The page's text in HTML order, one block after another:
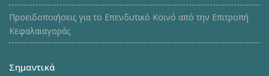
Προειδοποιήσεις για το Επενδυτικό Κοινό από την Επιτροπή
Κεφαλαιαγοράς
Σημαντικά